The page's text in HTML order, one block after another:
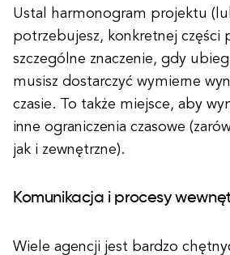
Ustal harmonogram projektu
potrzebujesz, konkretnej części
szczególne znaczenie, gdy
musisz dostarczyć wymierne
czasie. To także miejsce, aby
inne ograniczenia czasowe
jak i zewnętrzne).
Komunikacja i procesy
Wiele agencji jest bardzo